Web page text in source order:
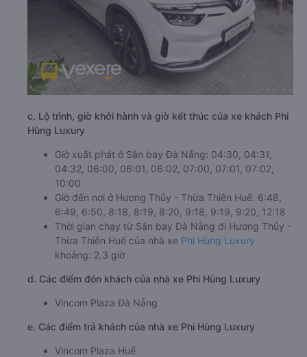
c. Lộ trình, giờ khởi hành và giờ kết thúc của xe khách Phi
Hùng Luxury
Giờ xuất phát ở Sân bay Đà Nẵng: 04:30, 04:31,
04:32, 06:00, 06:01, 06:02, 07:00, 07:01, 07:02,
10:00
Giờ đến nơi ở Hương Thủy - Thừa Thiên Huế: 6:48,
6:49, 6:50, 8:18, 8:19, 8:20, 9:18, 9:19, 9:20, 12:18
Thời gian chạy từ Sân bay Đà Nẵng đi Hương Thủy -
Thừa Thiên Huế của nhà xe Phi Hùng Luxury
khoảng: 2.3 giờ
d. Các điểm đón khách của nhà xe Phi Hùng Luxury
Vincom Plaza Đà Nẵng
e. Các điểm trả khách của nhà xe Phi Hùng Luxury
Vincom Plaza Huế